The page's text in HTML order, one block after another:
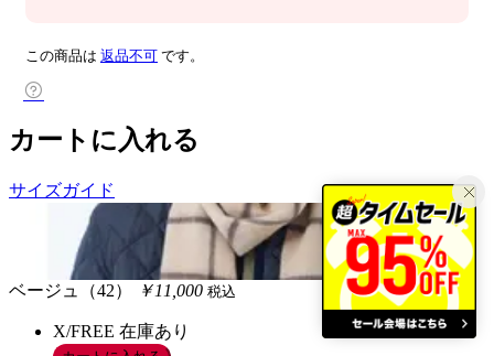
この商品は 返品不可 です。
カートに入れる
サイズガイド
ベージュ（42） ￥11,000 税込
X/FREE 在庫あり